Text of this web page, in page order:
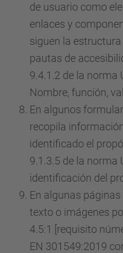
de usuario como
enlaces y
siguen la
pautas de
9.4.1.2 de la norma
Nombre, función,
En algunos
recopila
identificado el
9.1.3.5 de la norma
identificación del
En algunas
texto o imágenes
4.5:1 [requisito
EN 301549:2019